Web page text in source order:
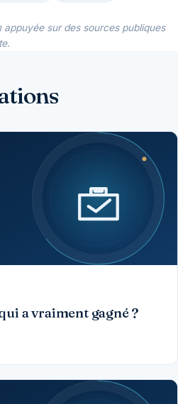
sur des sources publiques
a vraiment gagné ?